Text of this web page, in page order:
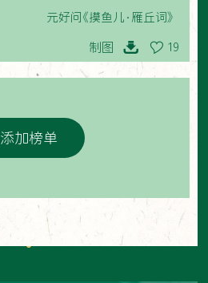
元好问《摸鱼儿·雁丘词》
制图 19
添加榜单